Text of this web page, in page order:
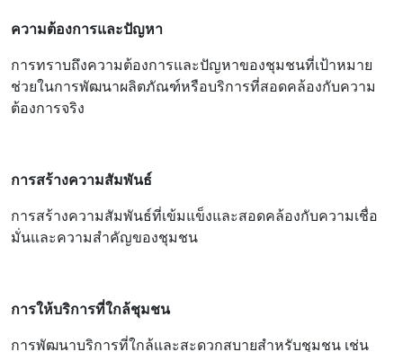
ความต้องการและปัญหา
การทราบถึงความต้องการและปัญหาของชุมชนที่เป้าหมาย
ช่วยในการพัฒนาผลิตภัณฑ์หรือบริการที่สอดคล้องกับความ
ต้องการจริง
การสร้างความสัมพันธ์
การสร้างความสัมพันธ์ที่เข้มแข็งและสอดคล้องกับความเชื่อ
มั่นและความสำคัญของชุมชน
การให้บริการที่ใกล้ชุมชน
การพัฒนาบริการที่ใกล้และสะดวกสบายสำหรับชุมชน เช่น